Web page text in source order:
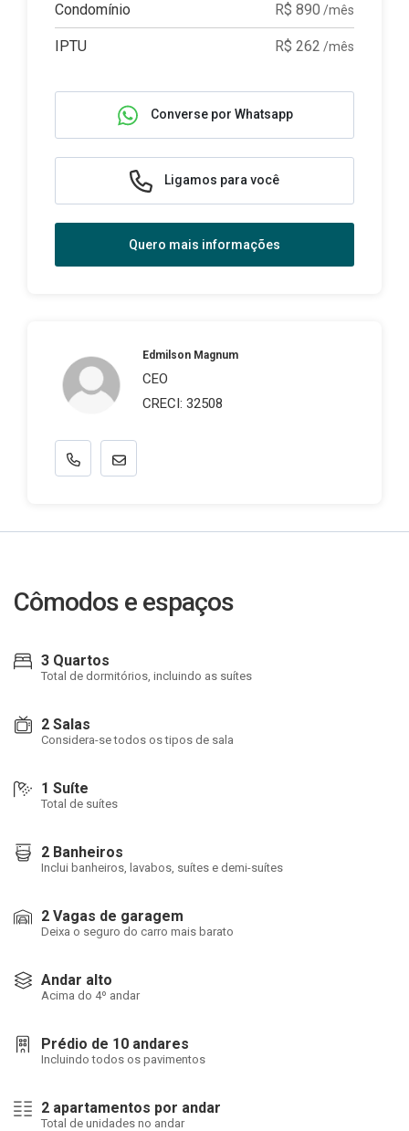
Condomínio R$ 890 /mês
IPTU R$ 262 /mês
Converse por Whatsapp
Ligamos para você
Quero mais informações
Edmilson Magnum
CEO
CRECI: 32508
Cômodos e espaços
3 Quartos
Total de dormitórios, incluindo as suítes
2 Salas
Considera-se todos os tipos de sala
1 Suíte
Total de suítes
2 Banheiros
Inclui banheiros, lavabos, suítes e demi-suítes
2 Vagas de garagem
Deixa o seguro do carro mais barato
Andar alto
Acima do 4º andar
Prédio de 10 andares
Incluindo todos os pavimentos
2 apartamentos por andar
Total de unidades no andar